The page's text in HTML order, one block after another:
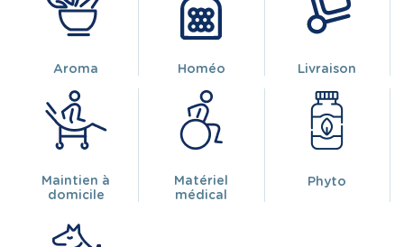
Aroma Homéo Livraison
Maintien à
domicile
Matériel
médical
Phyto